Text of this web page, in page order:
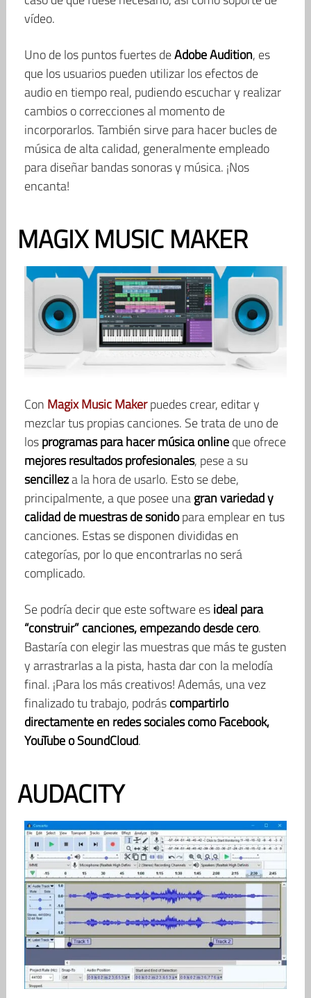
vídeo.
Uno de los puntos fuertes deAdobe Audition, es
que los usuarios pueden utilizar los efectos de
audio en tiempo real, pudiendo escuchar y realizar
cambios o correcciones al momento de
incorporarlos. También sirve para hacer bucles de
música de alta calidad, generalmente empleado
para diseñar bandas sonoras y música. ¡Nos
encanta!
MAGIX MUSIC MAKER
Con Magix Music Makerpuedes crear, editar y
mezclar tus propias canciones. Se trata de uno de
losprogramas para hacer música onlineque ofrece
mejores resultados profesionales, pese a su
sencilleza la hora de usarlo. Esto se debe,
principalmente, a que posee unagran variedad y
calidad de muestras de sonidopara emplear en tus
canciones. Estas se disponen divididas en
categorías, por lo que encontrarlas no será
complicado.
Se podría decir que este software esideal para
“construir” canciones, empezando desde cero.
Bastaría con elegir las muestras que más te gusten
y arrastrarlas a la pista, hasta dar con la melodía
final. ¡Para los más creativos! Además, una vez
finalizado tu trabajo, podráscompartirlo
directamente en redes sociales como Facebook,
YouTube o SoundCloud.
AUDACITY